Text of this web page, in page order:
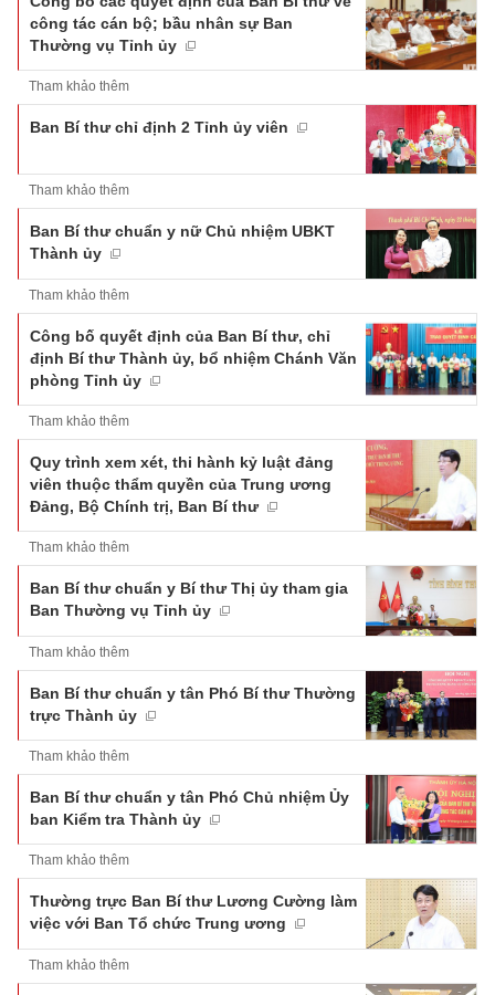
công tác cán bộ; bầu nhân sự Ban
Thường vụ Tỉnh ủy
Tham khảo thêm
Ban Bí thư chỉ định 2 Tỉnh ủy viên
Tham khảo thêm
Ban Bí thư chuẩn y nữ Chủ nhiệm UBKT
Thành ủy
Tham khảo thêm
Công bố quyết định của Ban Bí thư, chỉ
định Bí thư Thành ủy, bổ nhiệm Chánh Văn
phòng Tỉnh ủy
Tham khảo thêm
Quy trình xem xét, thi hành kỷ luật đảng
viên thuộc thẩm quyền của Trung ương
Đảng, Bộ Chính trị, Ban Bí thư
Tham khảo thêm
Ban Bí thư chuẩn y Bí thư Thị ủy tham gia
Ban Thường vụ Tỉnh ủy
Tham khảo thêm
Ban Bí thư chuẩn y tân Phó Bí thư Thường
trực Thành ủy
Tham khảo thêm
Ban Bí thư chuẩn y tân Phó Chủ nhiệm Ủy
ban Kiểm tra Thành ủy
Tham khảo thêm
Thường trực Ban Bí thư Lương Cường làm
việc với Ban Tổ chức Trung ương
Tham khảo thêm